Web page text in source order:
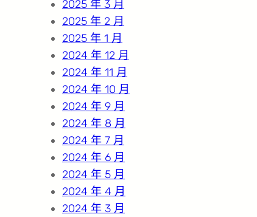
2025 年 3 月
2025 年 2 月
2025 年 1 月
2024 年 12 月
2024 年 11 月
2024 年 10 月
2024 年 9 月
2024 年 8 月
2024 年 7 月
2024 年 6 月
2024 年 5 月
2024 年 4 月
2024 年 3 月